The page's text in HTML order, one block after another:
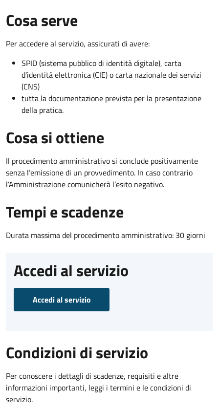
Cosa serve
Per accedere al servizio, assicurati di avere:
SPID (sistema pubblico di identità digitale), carta
d’identità elettronica (CIE) o carta nazionale dei servizi
(CNS)
tutta la documentazione prevista per la presentazione
della pratica.
Cosa si ottiene
Il procedimento amministrativo si conclude positivamente
senza l’emissione di un provvedimento. In caso contrario
l’Amministrazione comunicherà l’esito negativo.
Tempi e scadenze
Durata massima del procedimento amministrativo: 30 giorni
Accedi al servizio
Accedi al servizio
Condizioni di servizio
Per conoscere i dettagli di scadenze, requisiti e altre
informazioni importanti, leggi i termini e le condizioni di
servizio.